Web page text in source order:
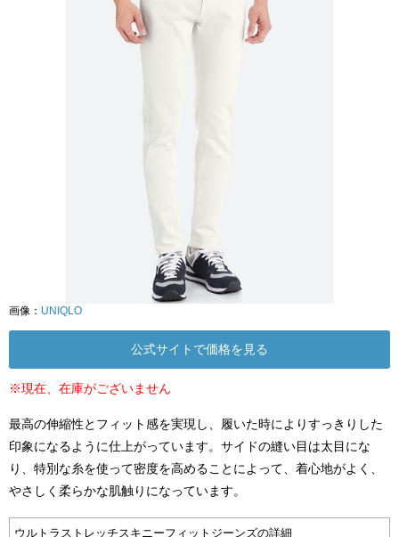
画像： UNIQLO
公式サイトで価格を見る
※現在、在庫がございません
最高の伸縮性とフィット感を実現し、履いた時によりすっきりした
印象になるように仕上がっています。サイドの縫い目は太目にな
り、特別な糸を使って密度を高めることによって、着心地がよく、
やさしく柔らかな肌触りになっています。
ウルトラストレッチスキニーフィットジーンズの詳細